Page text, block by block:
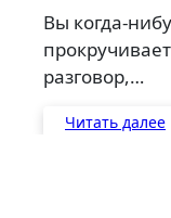
по
Вы когда-нибудь ловили себя на том, что
разговор,…
Читать далее